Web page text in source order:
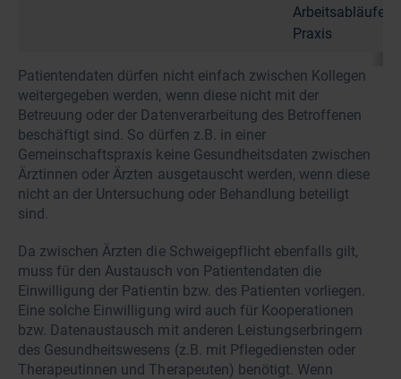
Arbeitsabläufe
Praxis
Patientendaten dürfen nicht einfach zwischen Kollegen
weitergegeben werden, wenn diese nicht mit der
Betreuung oder der Datenverarbeitung des Betroffenen
beschäftigt sind. So dürfen z.B. in einer
Gemeinschaftspraxis keine Gesundheitsdaten zwischen
Ärztinnen oder Ärzten ausgetauscht werden, wenn diese
nicht an der Untersuchung oder Behandlung beteiligt
sind.
Da zwischen Ärzten die Schweigepflicht ebenfalls gilt,
muss für den Austausch von Patientendaten die
Einwilligung der Patientin bzw. des Patienten vorliegen.
Eine solche Einwilligung wird auch für Kooperationen
bzw. Datenaustausch mit anderen Leistungserbringern
des Gesundheitswesens (z.B. mit Pflegediensten oder
Therapeutinnen und Therapeuten) benötigt. Wenn